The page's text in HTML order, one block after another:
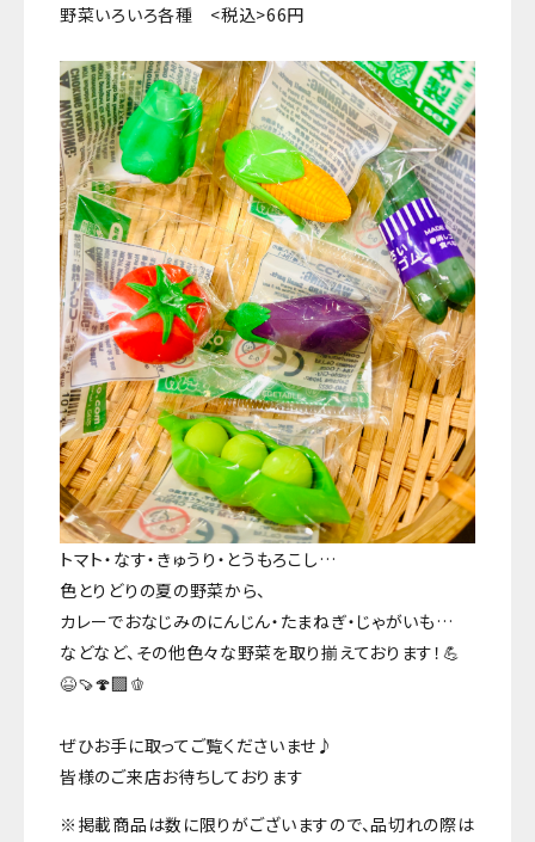
野菜いろいろ各種 <税込>66円
トマト・なす・きゅうり・とうもろこし…
色とりどりの夏の野菜から、
カレーでおなじみのにんじん・たまねぎ・じゃがいも…
などなど、その他色々な野菜を取り揃えております！💪
😆🍠🍄‍🟫🫑
ぜひお手に取ってご覧くださいませ♪
皆様のご来店お待ちしております
※掲載商品は数に限りがございますので、品切れの際は